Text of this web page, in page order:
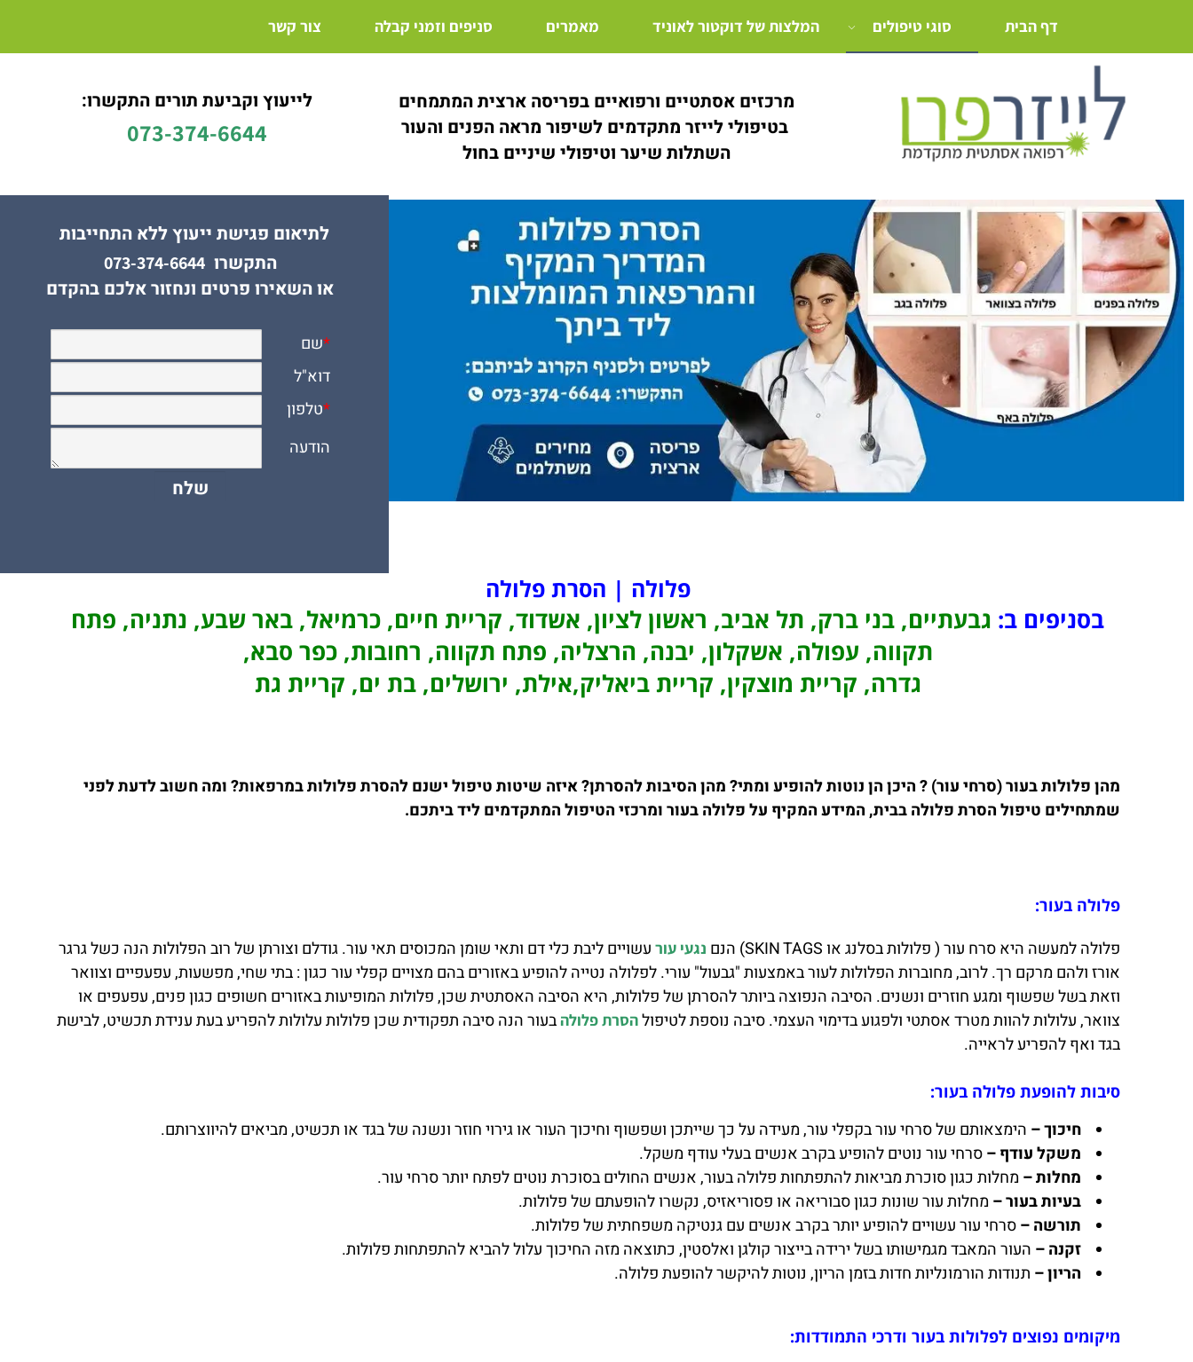
מרכזים אסתטיים ורפואיים בפריסה ארצית המתמחים
בטיפולי לייזר מתקדמים לשיפור מראה הפנים והעור
השתלות שיער וטיפולי שיניים בחול
לייעוץ וקביעת תורים התקשרו:
073-374-6644
דף הבית סוגי טיפולים המלצות של דוקטור לאוניד מאמרים סניפים וזמני קבלה צור קשר
לתיאום פגישת ייעוץ ללא התחייבות
התקשרו073-374-6644
או השאירו פרטים ונחזור אלכם בהקדם
פלולה | הסרת פלולה
בסניפים ב: גבעתיים, בני ברק, תל אביב, ראשון לציון, אשדוד, קריית חיים, כרמיאל, באר שבע, נתניה, פתח
תקווה, עפולה, אשקלון, יבנה, הרצליה, פתח תקווה, רחובות, כפר סבא,
גדרה, קריית מוצקין, קריית ביאליק,אילת, ירושלים, בת ים, קריית גת
מהן פלולות בעור (סרחי עור) ? היכן הן נוטות להופיע ומתי? מהן הסיבות להסרתן? איזה שיטות טיפול ישנם להסרת פלולות במרפאות? ומה חשוב לדעת לפני
שמתחילים טיפול הסרת פלולה בבית, המידע המקיף על פלולה בעור ומרכזי הטיפול המתקדמים ליד ביתכם.
פלולה בעור:
פלולה למעשה היא סרח עור ( פלולות בסלנג או SKIN TAGS) הנם נגעי עור עשויים ליבת כלי דם ותאי שומן המכוסים תאי עור. גודלם וצורתן של רוב הפלולות הנה כשל גרגר
אורז ולהם מרקם רך. לרוב, מחוברות הפלולות לעור באמצעות "גבעול" עורי. לפלולה נטייה להופיע באזורים בהם מצויים קפלי עור כגון : בתי שחי, מפשעות, עפעפיים וצוואר
וזאת בשל שפשוף ומגע חוזרים ונשנים. הסיבה הנפוצה ביותר להסרתן של פלולות, היא הסיבה האסתטית שכן, פלולות המופיעות באזורים חשופים כגון פנים, עפעפים או
צוואר, עלולות להוות מטרד אסתטי ולפגוע בדימוי העצמי. סיבה נוספת לטיפולהסרת פלולהבעור הנה סיבה תפקודית שכן פלולות עלולות להפריע בעת ענידת תכשיט, לבישת
בגד ואף להפריע לראייה.
סיבות להופעת פלולה בעור:
חיכוך – הימצאותם של סרחי עור בקפלי עור, מעידה על כך שייתכן ושפשוף וחיכוך העור או גירוי חוזר ונשנה של בגד או תכשיט, מביאים להיווצרותם.
משקל עודף –סרחי עור נוטים להופיע בקרב אנשים בעלי עודף משקל.
מחלות – מחלות כגון סוכרת מביאות להתפתחות פלולה בעור, אנשים החולים בסוכרת נוטים לפתח יותר סרחי עור.
בעיות בעור – מחלות עור שונות כגון סבוריאה או פסוריאזיס, נקשרו להופעתם של פלולות.
תורשה –סרחי עור עשויים להופיע יותר בקרב אנשים עם גנטיקה משפחתית של פלולות.
זקנה – העור המאבד מגמישותו בשל ירידה בייצור קולגן ואלסטין, כתוצאה מזה החיכוך עלול להביא להתפתחות פלולות.
הריון – תנודות הורמונליות חדות בזמן הריון, נוטות להיקשר להופעת פלולה.
מיקומים נפוצים לפלולות בעור ודרכי התמודדות: